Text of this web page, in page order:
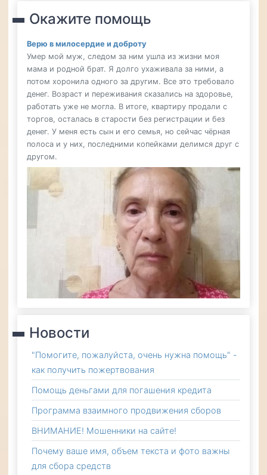
Окажите помощь
Верю в милосердие и доброту
Умер мой муж, следом за ним ушла из жизни моя
мама и родной брат. Я долго ухаживала за ними, а
потом хоронила одного за другим. Все это требовало
денег. Возраст и переживания сказались на здоровье,
работать уже не могла. В итоге, квартиру продали с
торгов, осталась в старости без регистрации и без
денег. У меня есть сын и его семья, но сейчас чёрная
полоса и у них, последними копейками делимся друг с
другом.
Новости
"Помогите, пожалуйста, очень нужна помощь" -
как получить пожертвования
Помощь деньгами для погашения кредита
Программа взаимного продвижения сборов
ВНИМАНИЕ! Мошенники на сайте!
Почему ваше имя, объем текста и фото важны
для сбора средств